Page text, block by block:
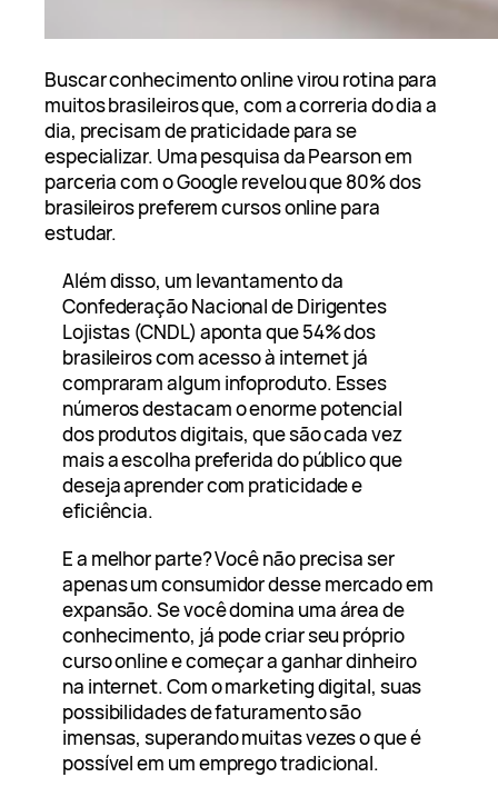
Buscar conhecimento online virou rotina para
muitos brasileiros que, com a correria do dia a
dia, precisam de praticidade para se
especializar. Uma pesquisa da Pearson em
parceria com o Google revelou que 80% dos
brasileiros preferem cursos online para
estudar.
Além disso, um levantamento da
Confederação Nacional de Dirigentes
Lojistas (CNDL) aponta que 54% dos
brasileiros com acesso à internet já
compraram algum infoproduto. Esses
números destacam o enorme potencial
dos produtos digitais, que são cada vez
mais a escolha preferida do público que
deseja aprender com praticidade e
eficiência.
E a melhor parte? Você não precisa ser
apenas um consumidor desse mercado em
expansão. Se você domina uma área de
conhecimento, já pode criar seu próprio
curso online e começar a ganhar dinheiro
na internet. Com o marketing digital, suas
possibilidades de faturamento são
imensas, superando muitas vezes o que é
possível em um emprego tradicional.